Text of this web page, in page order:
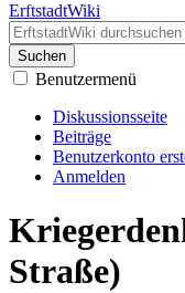
ErftstadtWiki
Suchen
Benutzermenü
Diskussionsseite
Beiträge
Benutzerkonto
Anmelden
Straße)